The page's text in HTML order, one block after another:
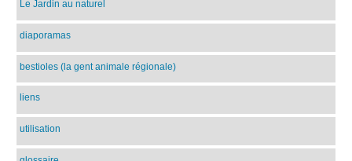
Le Jardin au naturel
diaporamas
bestioles (la gent animale régionale)
liens
utilisation